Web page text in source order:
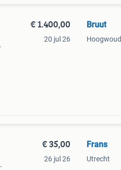
€ 1.400,00
20 jul 26
Bruut
Hoogwoud
€ 35,00
26 jul 26
Frans
Utrecht